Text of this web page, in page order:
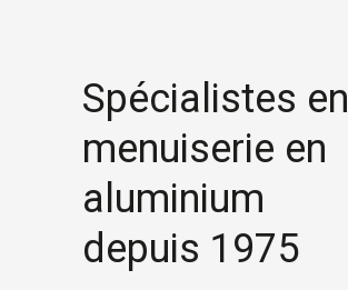
Spécialistes en
menuiserie en
aluminium
depuis 1975